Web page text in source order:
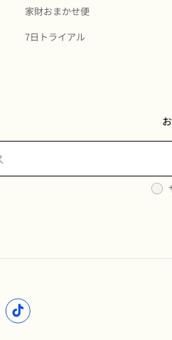
家財おまかせ便
7日トライアル